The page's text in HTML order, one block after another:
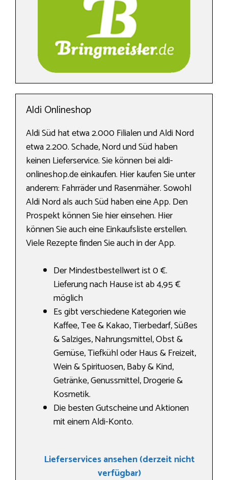
Aldi Onlineshop
Aldi Süd hat etwa 2.000 Filialen und Aldi Nord
etwa 2.200. Schade, Nord und Süd haben
keinen Lieferservice. Sie können bei aldi-
onlineshop.de einkaufen. Hier kaufen Sie unter
anderem: Fahrräder und Rasenmäher. Sowohl
Aldi Nord als auch Süd haben eine App. Den
Prospekt können Sie hier einsehen. Hier
können Sie auch eine Einkaufsliste erstellen.
Viele Rezepte finden Sie auch in der App.
Der Mindestbestellwert ist 0 €.
Lieferung nach Hause ist ab 4,95 €
möglich
Es gibt verschiedene Kategorien wie
Kaffee, Tee & Kakao, Tierbedarf, Süßes
& Salziges, Nahrungs­mittel, Obst &
Gemüse, Tiefkühl oder Haus & Freizeit,
Wein & Spirituosen, Baby & Kind,
Getränke, Genussmittel, Drogerie &
Kosmetik.
Die besten Gutscheine und Aktionen
mit einem Aldi-Konto.
Lieferservices ansehen (derzeit nicht
verfügbar)